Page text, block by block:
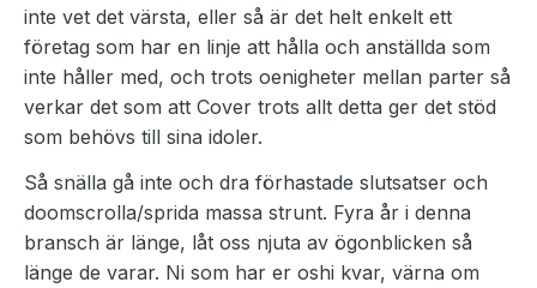
inte vet det värsta, eller så är det helt enkelt ett
företag som har en linje att hålla och anställda som
inte håller med, och trots oenigheter mellan parter så
verkar det som att Cover trots allt detta ger det stöd
som behövs till sina idoler.
Så snälla gå inte och dra förhastade slutsatser och
doomscrolla/sprida massa strunt. Fyra år i denna
bransch är länge, låt oss njuta av ögonblicken så
länge de varar. Ni som har er oshi kvar, värna om